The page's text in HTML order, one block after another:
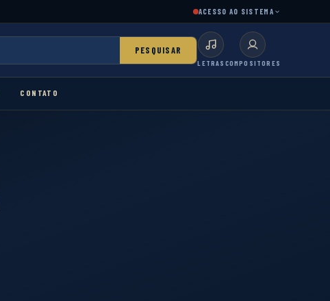
ACESSO AO SISTEMA
PESQUISAR
LETRAS COMPOSITORES
CONTATO